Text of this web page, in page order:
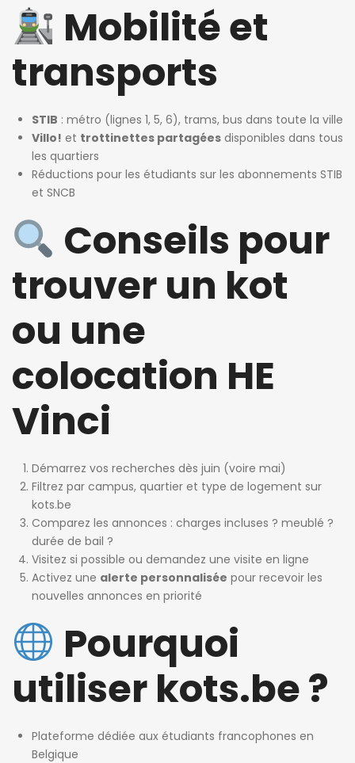
Mobilité et
transports
STIB : métro (lignes 1, 5, 6), trams, bus dans toute la ville
Villo! et trottinettes partagées disponibles dans tous
les quartiers
Réductions pour les étudiants sur les abonnements STIB
et SNCB
Conseils pour
trouver un kot
ou une
colocation HE
Vinci
Démarrez vos recherches dès juin (voire mai)
Filtrez par campus, quartier et type de logement sur
kots.be
Comparez les annonces : charges incluses ? meublé ?
durée de bail ?
Visitez si possible ou demandez une visite en ligne
Activez une alerte personnalisée pour recevoir les
nouvelles annonces en priorité
Pourquoi
utiliser kots.be ?
Plateforme dédiée aux étudiants francophones en
Belgique